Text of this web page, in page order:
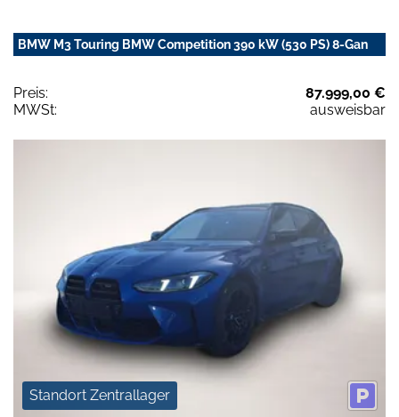
BMW M3 Touring BMW Competition 390 kW (530 PS) 8-Gan
Preis:
87.999,00 €
MWSt:
ausweisbar
Standort Zentrallager